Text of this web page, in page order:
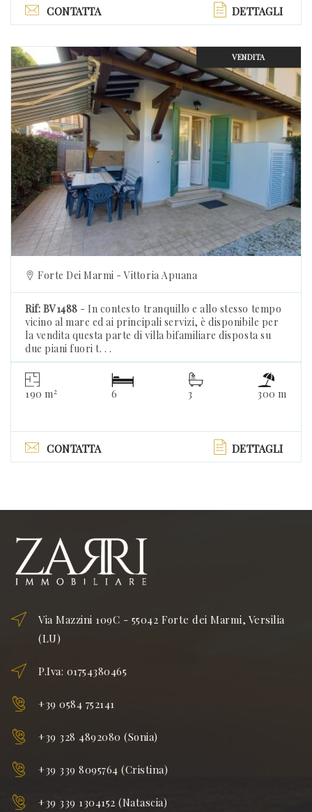
CONTATTA DETTAGLI
VENDITA
Forte Dei Marmi - Vittoria Apuana
Rif: BV1488 - In contesto tranquillo e allo stesso tempo
vicino al mare ed ai principali servizi, è disponibile per
la vendita questa parte di villa bifamiliare disposta su
due piani fuori t. . .
190 m2 6 3 300 m
CONTATTA DETTAGLI
Via Mazzini 109C - 55042 Forte dei Marmi, Versilia
(LU)
P.Iva: 01754380465
+39 0584 752141
+39 328 4892080 (Sonia)
+39 339 8095764 (Cristina)
+39 339 1304152 (Natascia)